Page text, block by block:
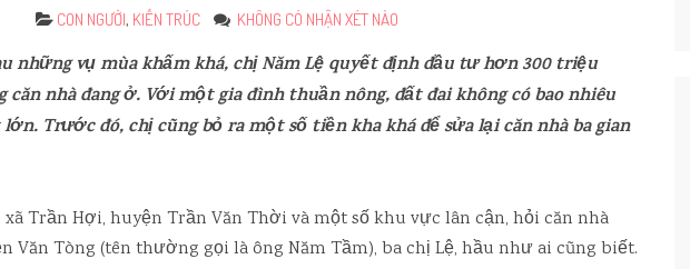
CON NGƯỜI, KIẾN TRÚC KHÔNG CÓ NHẬN XÉT NÀO
những vụ mùa khấm khá, chị Năm Lệ quyết định đầu tư hơn 300 triệu
căn nhà đang ở. Với một gia đình thuần nông, đất đai không có bao nhiêu
Trước đó, chị cũng bỏ ra một số tiền kha khá để sửa lại căn nhà ba gian
xã Trần Hợi, huyện Trần Văn Thời và một số khu vực lân cận, hỏi căn nhà
Văn Tòng (tên thường gọi là ông Năm Tầm), ba chị Lệ, hầu như ai cũng biết.